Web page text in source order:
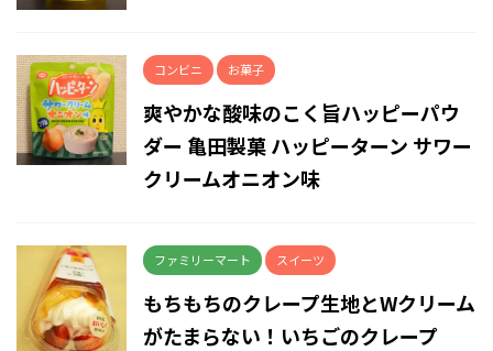
コンビニ お菓子
爽やかな酸味のこく旨ハッピーパウ
ダー 亀田製菓 ハッピーターン サワー
クリームオニオン味
ファミリーマート スイーツ
もちもちのクレープ生地とWクリーム
がたまらない！いちごのクレープ